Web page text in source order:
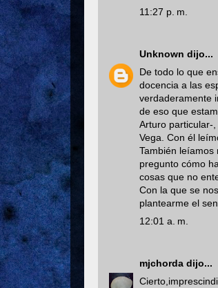
11:27 p. m.
Unknown dijo...
De todo lo que
docencia a las
verdaderamente
de eso que
Arturo particular-
Vega. Con él
También leíamos
pregunto cómo
cosas que no
Con la que se
plantearme el
12:01 a. m.
mjchorda dijo...